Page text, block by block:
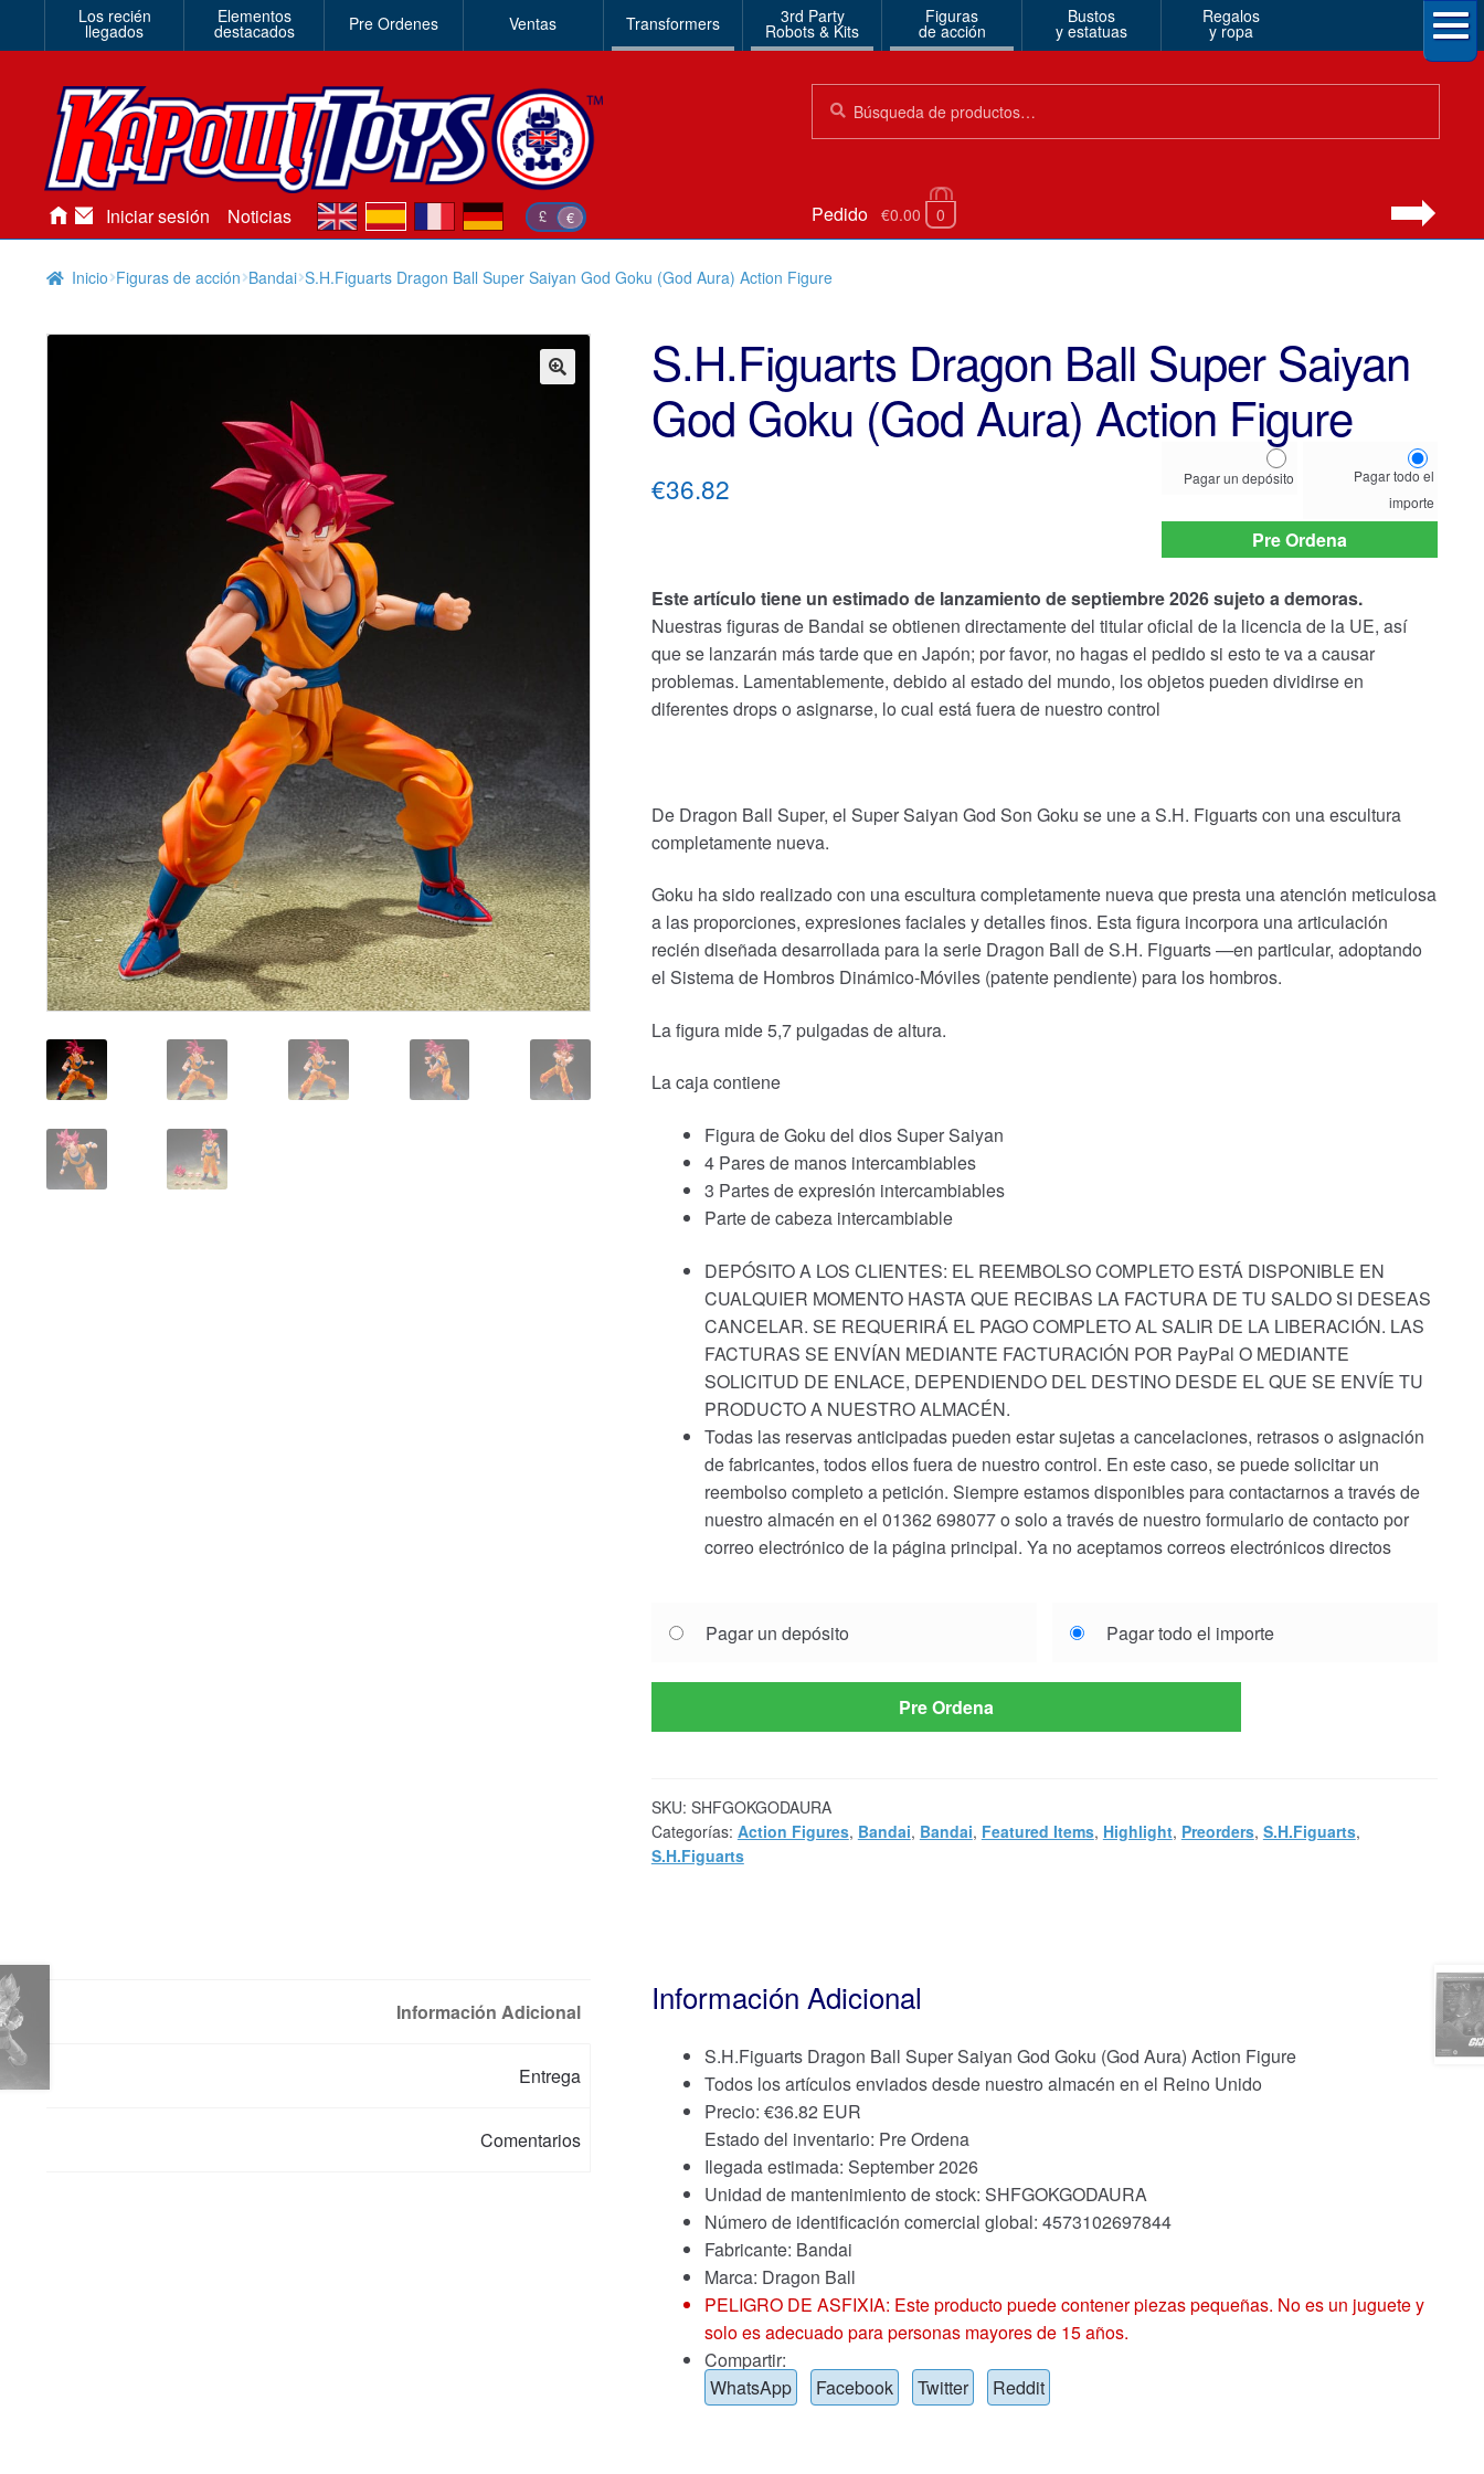
Los recién
llegados
Elementos
destacados Pre Ordenes Ventas Transformers 3rd Party
Robots & Kits
Figuras
de acción
Bustos
y estatuas
Regalos
y ropa
Iniciar sesión Noticias £ €
en es de Pedido €0.00 0
Inicio Figuras de acción Bandai S.H.Figuarts Dragon Ball Super Saiyan God Goku (God Aura) Action Figure
S.H.Figuarts Dragon Ball Super Saiyan
God Goku (God Aura) Action Figure
yourPagar un depósito
Pagar todo el
importe
Pre Ordena
€36.82
Este artículo tiene un estimado de lanzamiento de septiembre 2026 sujeto a demoras.
Nuestras figuras de Bandai se obtienen directamente del titular oficial de la licencia de la UE, así
que se lanzarán más tarde que en Japón; por favor, no hagas el pedido si esto te va a causar
problemas. Lamentablemente, debido al estado del mundo, los objetos pueden dividirse en
diferentes drops o asignarse, lo cual está fuera de nuestro control
De Dragon Ball Super, el Super Saiyan God Son Goku se une a S.H. Figuarts con una escultura
completamente nueva.
Goku ha sido realizado con una escultura completamente nueva que presta una atención meticulosa
a las proporciones, expresiones faciales y detalles finos. Esta figura incorpora una articulación
recién diseñada desarrollada para la serie Dragon Ball de S.H. Figuarts —en particular, adoptando
el Sistema de Hombros Dinámico-Móviles (patente pendiente) para los hombros.
La figura mide 5,7 pulgadas de altura.
La caja contiene
Figura de Goku del dios Super Saiyan
4 Pares de manos intercambiables
3 Partes de expresión intercambiables
Parte de cabeza intercambiable
DEPÓSITO A LOS CLIENTES: EL REEMBOLSO COMPLETO ESTÁ DISPONIBLE EN
CUALQUIER MOMENTO HASTA QUE RECIBAS LA FACTURA DE TU SALDO SI DESEAS
CANCELAR. SE REQUERIRÁ EL PAGO COMPLETO AL SALIR DE LA LIBERACIÓN. LAS
FACTURAS SE ENVÍAN MEDIANTE FACTURACIÓN POR PayPal O MEDIANTE
SOLICITUD DE ENLACE, DEPENDIENDO DEL DESTINO DESDE EL QUE SE ENVÍE TU
PRODUCTO A NUESTRO ALMACÉN.
Todas las reservas anticipadas pueden estar sujetas a cancelaciones, retrasos o asignación
de fabricantes, todos ellos fuera de nuestro control. En este caso, se puede solicitar un
reembolso completo a petición. Siempre estamos disponibles para contactarnos a través de
nuestro almacén en el 01362 698077 o solo a través de nuestro formulario de contacto por
correo electrónico de la página principal. Ya no aceptamos correos electrónicos directos
your
Pagar un depósito Pagar todo el importe
Pre Ordena
SKU: SHFGOKGODAURA
Categorías: Action Figures, Bandai, Bandai, Featured Items, Highlight, Preorders, S.H.Figuarts,
S.H.Figuarts
Información Adicional
Entrega
Comentarios
Información Adicional
S.H.Figuarts Dragon Ball Super Saiyan God Goku (God Aura) Action Figure
Todos los artículos enviados desde nuestro almacén en el Reino Unido
Precio: €36.82 EUR
Estado del inventario: Pre Ordena
Ilegada estimada: September 2026
Unidad de mantenimiento de stock: SHFGOKGODAURA
Número de identificación comercial global: 4573102697844
Fabricante: Bandai
Marca: Dragon Ball
PELIGRO DE ASFIXIA: Este producto puede contener piezas pequeñas. No es un juguete y
solo es adecuado para personas mayores de 15 años.
Compartir:
WhatsApp
Facebook Twitter Reddit